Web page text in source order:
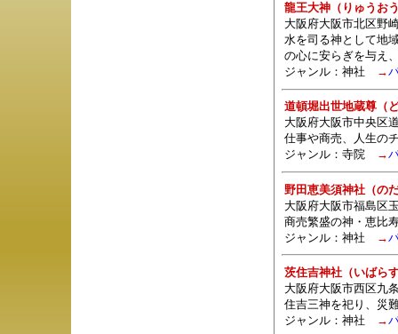
龍王大神（りゅうお
大阪府大阪市北区野
水を司る神として地
の心に安らぎを与え
ジャンル： 神社 →
道頓堀出世地蔵尊（
大阪府大阪市中央区
仕事や商売、人生の
ジャンル： 寺院→
野田恵美須神社（の
大阪府大阪市福島区
商売繁盛の神・恵比
ジャンル： 神社 →
茨住吉神社（いばら
大阪府大阪市西区九
住吉三神を祀り、災
ジャンル： 神社 →